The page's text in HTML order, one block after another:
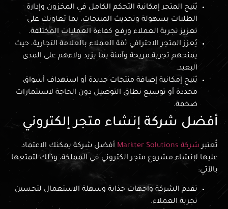
يُتيح المتجر إمكانية التحكم الكامل في المخزون وإدارة
الطلبات بسهولة وتحديث المنتجات، بما يُعاونك على
تعزيز تجربة العملاء ورفع كفاءة العمليات المختلفة.
يُعزز المتجر الاحترافي ثقة العملاء بالعلامة التجارية، حيث
يمنحهم تجربة مريحة وآمنة بما يزيد ولاءهم على المدى
البعيد.
يُتيح إمكانية إضافة منتجات جديدة أو استهداف أسواق
محددة أو توسيع نطاق التوصيل دون الحاجة لاستثمارات
ضخمة.
أفضل شركة إنشاء متجر إلكتروني
تُعتبرشركة Markter Solutions
أفضل شركة يمكنك الاعتماد
عليها لإنشاء مشروع متجر الكتروني في المملكة، وذلك لتمتعها
بالآتي:
تقدم الشركة واجهات جذابة وسهلة الاستعمال لتحسين
تجربة العملاء.